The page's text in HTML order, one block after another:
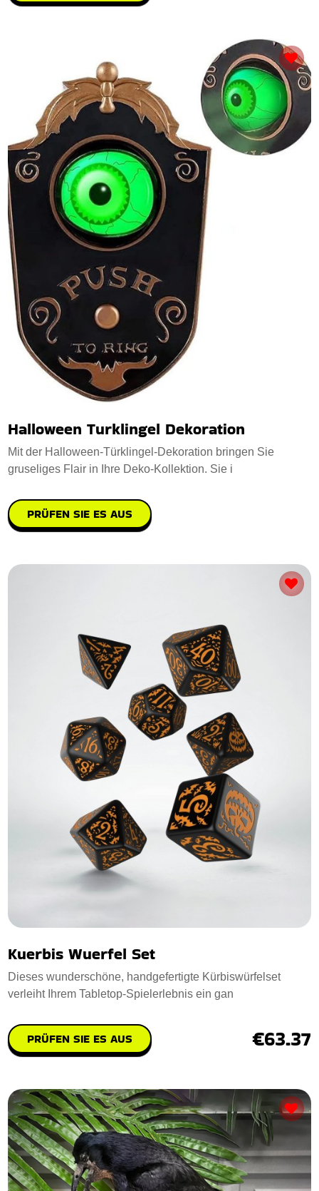
Halloween Turklingel Dekoration
Mit der Halloween-Türklingel-Dekoration bringen Sie
gruseliges Flair in Ihre Deko-Kollektion. Sie i
PRÜFEN SIE ES AUS
Kuerbis Wuerfel Set
Dieses wunderschöne, handgefertigte Kürbiswürfelset
verleiht Ihrem Tabletop-Spielerlebnis ein gan
PRÜFEN SIE ES AUS €63.37